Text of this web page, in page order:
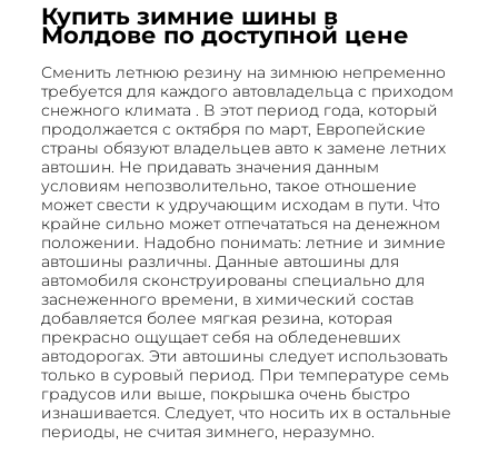
Купить зимние шины в
Молдове по доступной цене
Сменить летнюю резину на зимнюю непременно
требуется для каждого автовладельца с приходом
снежного климата . В этот период года, который
продолжается с октября по март, Европейские
страны обязуют владельцев авто к замене летних
автошин. Не придавать значения данным
условиям непозволительно, такое отношение
может свести к удручающим исходам в пути. Что
крайне сильно может отпечататься на денежном
положении. Надобно понимать: летние и зимние
автошины различны. Данные автошины для
автомобиля сконструированы специально для
заснеженного времени, в химический состав
добавляется более мягкая резина, которая
прекрасно ощущает себя на обледеневших
автодорогах. Эти автошины следует использовать
только в суровый период. При температуре семь
градусов или выше, покрышка очень быстро
изнашивается. Следует, что носить их в остальные
периоды, не считая зимнего, неразумно.